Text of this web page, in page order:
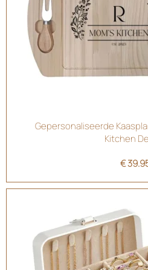
Gepersonaliseerde
Kitchen
€